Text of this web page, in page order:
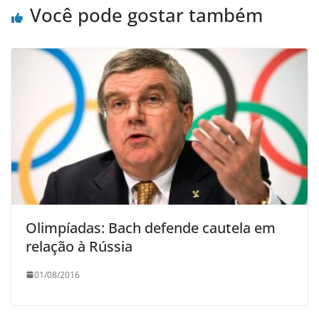
Você pode gostar também
Olimpíadas: Bach defende cautela em
relação à Rússia
01/08/2016